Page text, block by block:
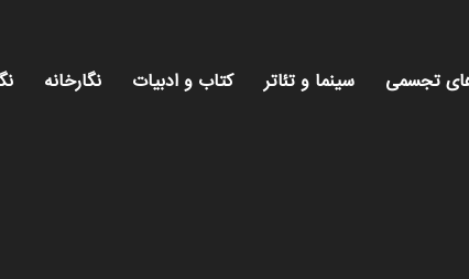
تجسمی سینما و تئاتر کتاب و ادبیات نگارخانه